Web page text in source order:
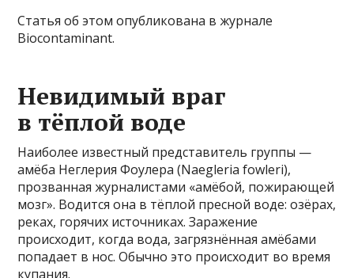
Статья об этом опубликована в журнале
Biocontaminant.
Невидимый враг
в тёплой воде
Наиболее известный представитель группы —
амёба Неглерия Фоулера (Naegleria fowleri),
прозванная журналистами «амёбой, пожирающей
мозг». Водится она в тёплой пресной воде: озёрах,
реках, горячих источниках. Заражение
происходит, когда вода, загрязнённая амёбами
попадает в нос. Обычно это происходит во время
купания.